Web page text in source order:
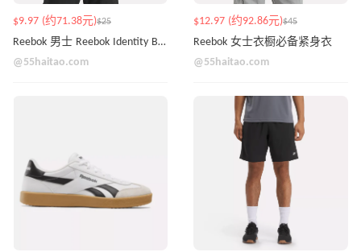
$9.97 (约71.38元)$25
Reebok 男士 Reebok Identity Big Stacked Logo T 恤
@55haitao.com
$12.97 (约92.86元)$45
Reebok 女士衣橱必备紧身衣
@55haitao.com